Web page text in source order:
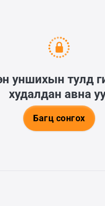
уншихын тулд
худалдан авна
Багц сонгох